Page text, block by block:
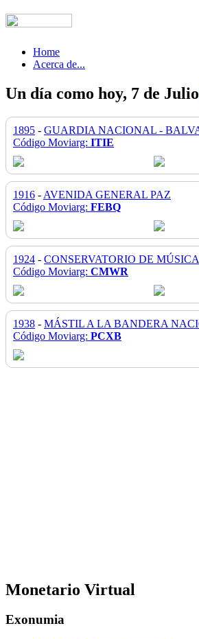
Home
Acerca de...
Un día como hoy, 7 de Julio
1895 - GUARDIA NACIONAL -
Código Moviarg: ITIE
1916 - AVENIDA GENERAL PAZ
Código Moviarg: FEBQ
1924 - CONSERVATORIO DE
Código Moviarg: CMWR
1938 - MÁSTIL A LA BANDERA
Código Moviarg: PCXB
Monetario Virtual
Exonumia